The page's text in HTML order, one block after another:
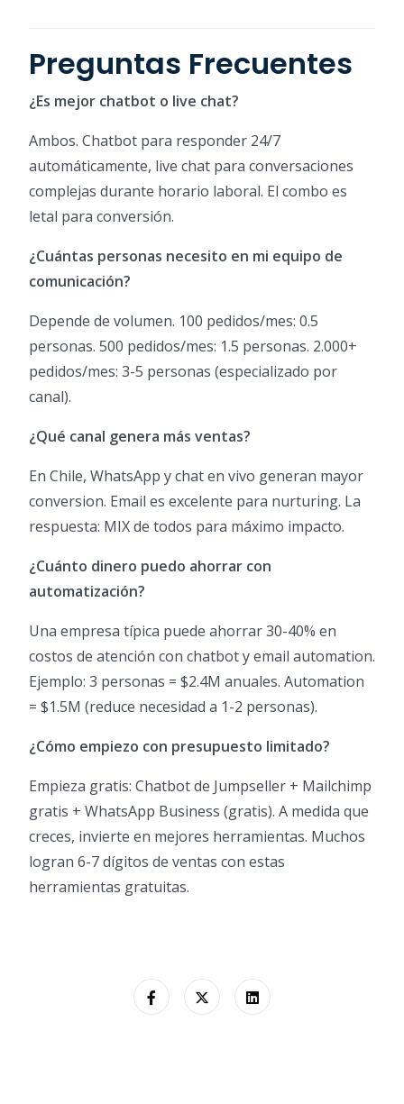
Preguntas Frecuentes
¿Es mejor chatbot o live chat?
Ambos. Chatbot para responder 24/7
automáticamente, live chat para conversaciones
complejas durante horario laboral. El combo es
letal para conversión.
¿Cuántas personas necesito en mi equipo de
comunicación?
Depende de volumen. 100 pedidos/mes: 0.5
personas. 500 pedidos/mes: 1.5 personas. 2.000+
pedidos/mes: 3-5 personas (especializado por
canal).
¿Qué canal genera más ventas?
En Chile, WhatsApp y chat en vivo generan mayor
conversion. Email es excelente para nurturing. La
respuesta: MIX de todos para máximo impacto.
¿Cuánto dinero puedo ahorrar con
automatización?
Una empresa típica puede ahorrar 30-40% en
costos de atención con chatbot y email automation.
Ejemplo: 3 personas = $2.4M anuales. Automation
= $1.5M (reduce necesidad a 1-2 personas).
¿Cómo empiezo con presupuesto limitado?
Empieza gratis: Chatbot de Jumpseller + Mailchimp
gratis + WhatsApp Business (gratis). A medida que
creces, invierte en mejores herramientas. Muchos
logran 6-7 dígitos de ventas con estas
herramientas gratuitas.